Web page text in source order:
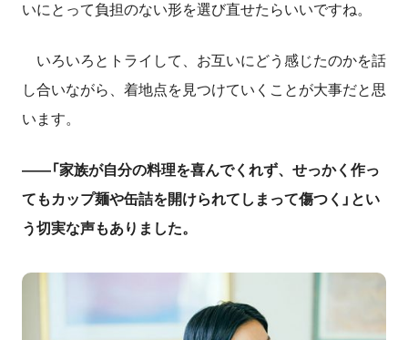
いにとって負担のない形を選び直せたらいいですね。
いろいろとトライして、お互いにどう感じたのかを話
し合いながら、着地点を見つけていくことが大事だと思
います。
――「家族が自分の料理を喜んでくれず、せっかく作っ
てもカップ麺や缶詰を開けられてしまって傷つく」とい
う切実な声もありました。